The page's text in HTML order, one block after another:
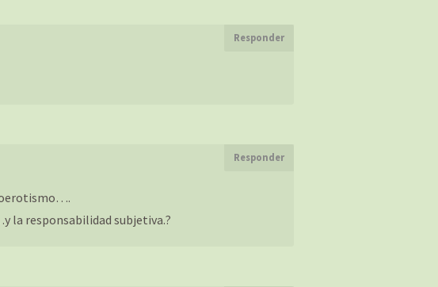
Responder
Responder
la responsabilidad subjetiva.?